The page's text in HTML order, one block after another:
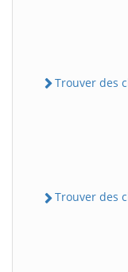
Trouver des
Trouver des